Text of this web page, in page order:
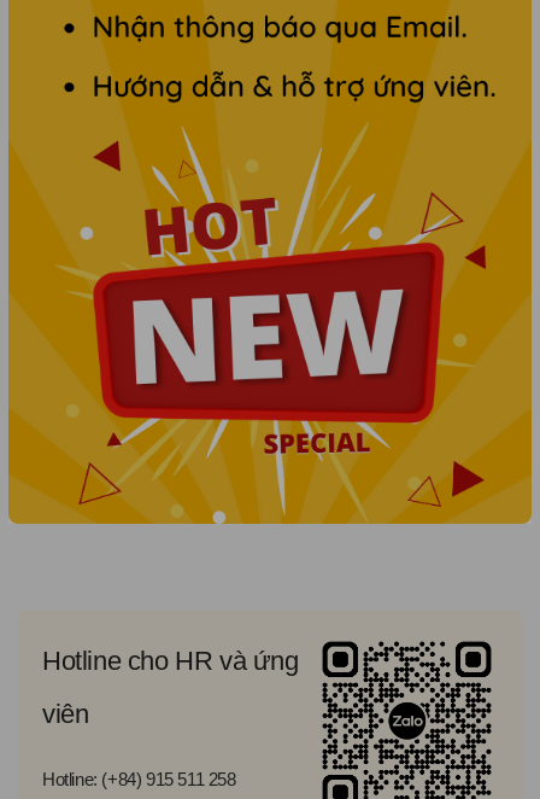
Hotline cho HR và ứng
viên
Hotline: (+84) 915 511 258